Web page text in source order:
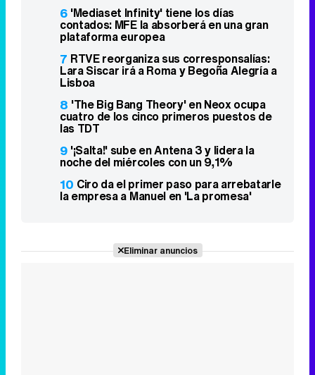
6 'Mediaset Infinity' tiene los días
contados: MFE la absorberá en una gran
plataforma europea
7 RTVE reorganiza sus corresponsalías:
Lara Siscar irá a Roma y Begoña Alegría a
Lisboa
8 'The Big Bang Theory' en Neox ocupa
cuatro de los cinco primeros puestos de
las TDT
9 '¡Salta!' sube en Antena 3 y lidera la
noche del miércoles con un 9,1%
10 Ciro da el primer paso para arrebatarle
la empresa a Manuel en 'La promesa'
Eliminar anuncios